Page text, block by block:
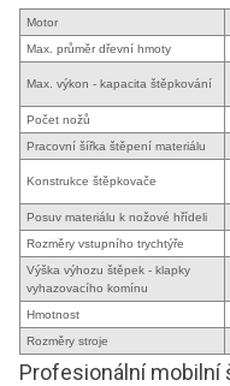
Motor
Max. průměr dřevní hmoty
Max. výkon - kapacita štěpkování
Počet nožů
Pracovní šířka štěpení materiálu
Konstrukce štěpkovače
Posuv materiálu k nožové hřídeli
Rozměry vstupního trychtýře
Výška výhozu štěpek - klapky
vyhazovacího komínu
Hmotnost
Rozměry stroje
Profesionální mobilní